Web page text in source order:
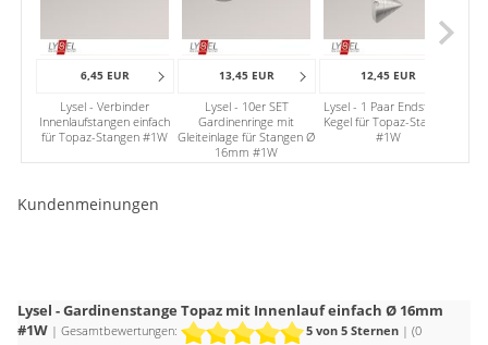
6,45 EUR
Lysel - Verbinder
Innenlaufstangen einfach
für Topaz-Stangen #1W
13,45 EUR
Lysel - 10er SET
Gardinenringe mit
Gleiteinlage für Stangen Ø
16mm #1W
12,45 EUR
Lysel - 1 Paar Endstücke
Kegel für Topaz-Stangen
#1W
Kundenmeinungen
Lysel - Gardinenstange Topaz mit Innenlauf einfach Ø 16mm
#1W| Gesamtbewertungen: 5 von 5 Sternen | (0